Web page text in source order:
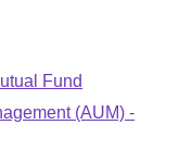
Fund
(AUM) -